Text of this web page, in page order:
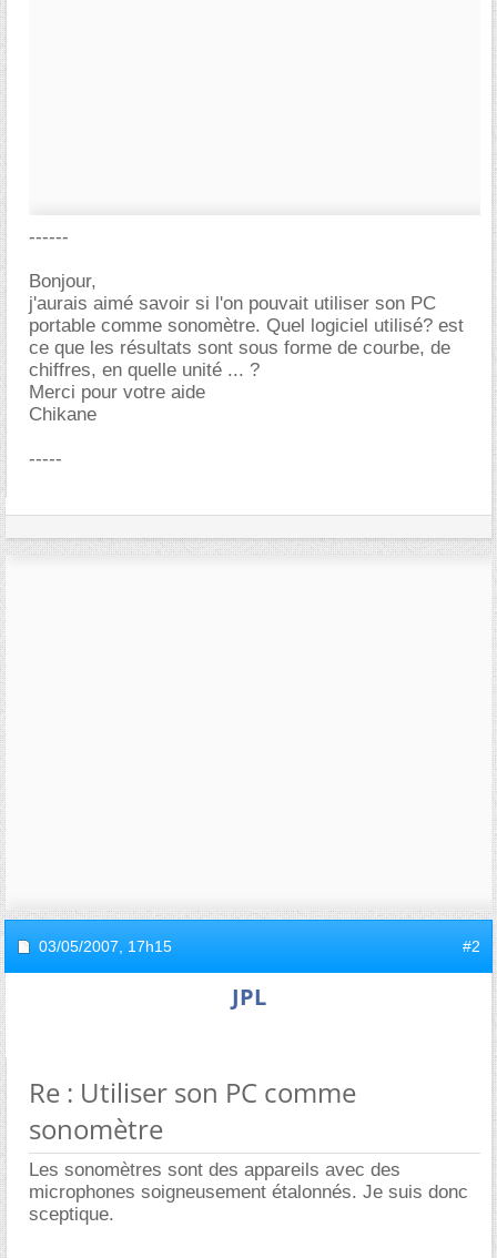
------
Bonjour,
j'aurais aimé savoir si l'on pouvait utiliser son PC
portable comme sonomètre. Quel logiciel utilisé? est
ce que les résultats sont sous forme de courbe, de
chiffres, en quelle unité ... ?
Merci pour votre aide
Chikane
-----
03/05/2007, 17h15 #2
JPL
Re : Utiliser son PC comme
sonomètre
Les sonomètres sont des appareils avec des
microphones soigneusement étalonnés. Je suis donc
sceptique.